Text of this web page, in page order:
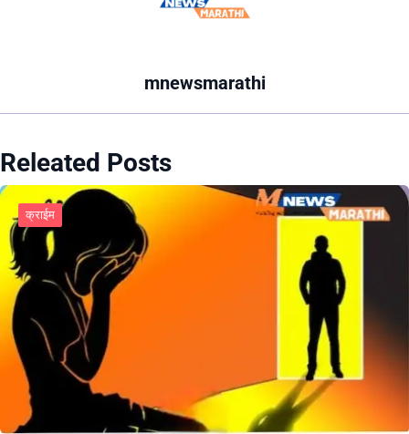
mnewsmarathi
Releated Posts
क्राईम